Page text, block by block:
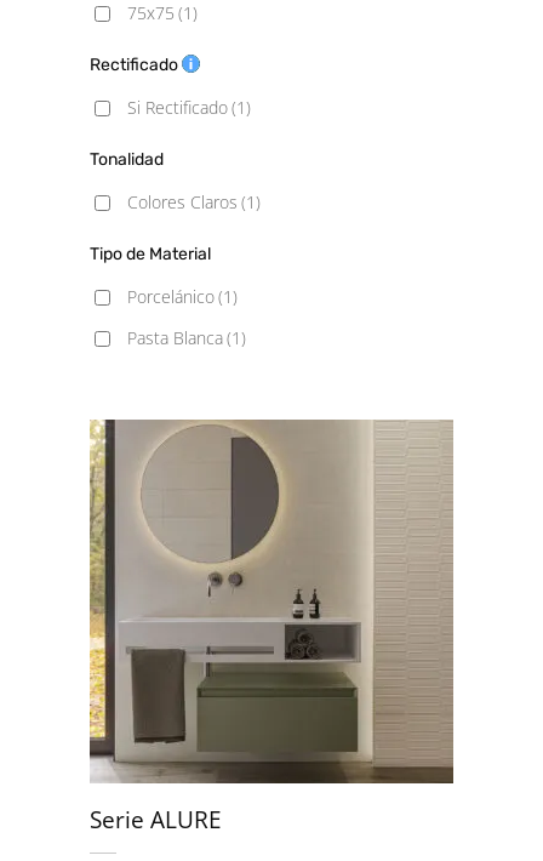
75x75 (1)
Rectificado
Si Rectificado(1)
Tonalidad
Colores Claros (1)
Tipo de Material
Porcelánico(1)
Pasta Blanca(1)
Serie ALURE